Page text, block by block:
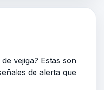
vejiga? Estas son
de alerta que